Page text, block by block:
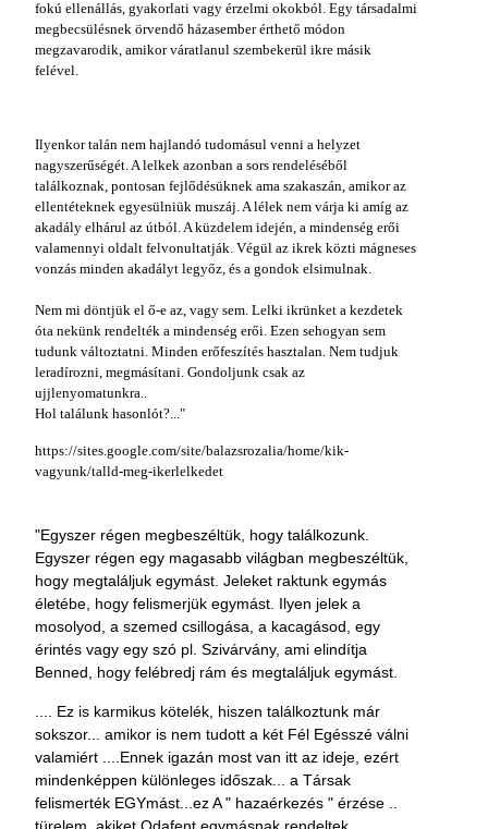
fokú ellenállás, gyakorlati vagy érzelmi okokból. Egy társadalmi
megbecsülésnek örvendő házasember érthető módon
megzavarodik, amikor váratlanul szembekerül ikre másik
felével.
Ilyenkor talán nem hajlandó tudomásul venni a helyzet
nagyszerűségét. A lelkek azonban a sors rendeléséből
találkoznak, pontosan fejlődésüknek ama szakaszán, amikor az
ellentéteknek egyesülniük muszáj. A lélek nem várja ki amíg az
akadály elhárul az útból. A küzdelem idején, a mindenség erői
valamennyi oldalt felvonultatják. Végül az ikrek közti mágneses
vonzás minden akadályt legyőz, és a gondok elsimulnak.
Nem mi döntjük el ő-e az, vagy sem. Lelki ikrünket a kezdetek
óta nekünk rendelték a mindenség erői. Ezen sehogyan sem
tudunk változtatni. Minden erőfeszítés hasztalan. Nem tudjuk
leradírozni, megmásítani. Gondoljunk csak az
ujjlenyomatunkra..
Hol találunk hasonlót?..."
https://sites.google.com/site/balazsrozalia/home/kik-
vagyunk/talld-meg-ikerlelkedet
"Egyszer régen megbeszéltük, hogy találkozunk.
Egyszer régen egy magasabb világban megbeszéltük,
hogy megtaláljuk egymást. Jeleket raktunk egymás
életébe, hogy felismerjük egymást. Ilyen jelek a
mosolyod, a szemed csillogása, a kacagásod, egy
érintés vagy egy szó pl. Szivárvány, ami elindítja
Benned, hogy felébredj rám és megtaláljuk egymást.
.... Ez is karmikus kötelék, hiszen találkoztunk már
sokszor... amikor is nem tudott a két Fél Egésszé válni
valamiért ....Ennek igazán most van itt az ideje, ezért
mindenképpen különleges időszak... a Társak
felismerték EGYmást...ez A " hazaérkezés " érzése ..